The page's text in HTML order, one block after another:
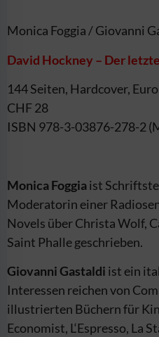
Monica Foggia / Giovanni
David Hockney – Der
144 Seiten, Hardcover,
CHF 28
ISBN 978-3-03876-278-2
Monica Foggiaist
Moderatorin einer
Novels über Christa Wolf,
Saint Phalle geschrieben.
Giovanni Gastaldi ist ein
Interessen reichen von
illustrierten Büchern für
Economist, L‘Espresso, La